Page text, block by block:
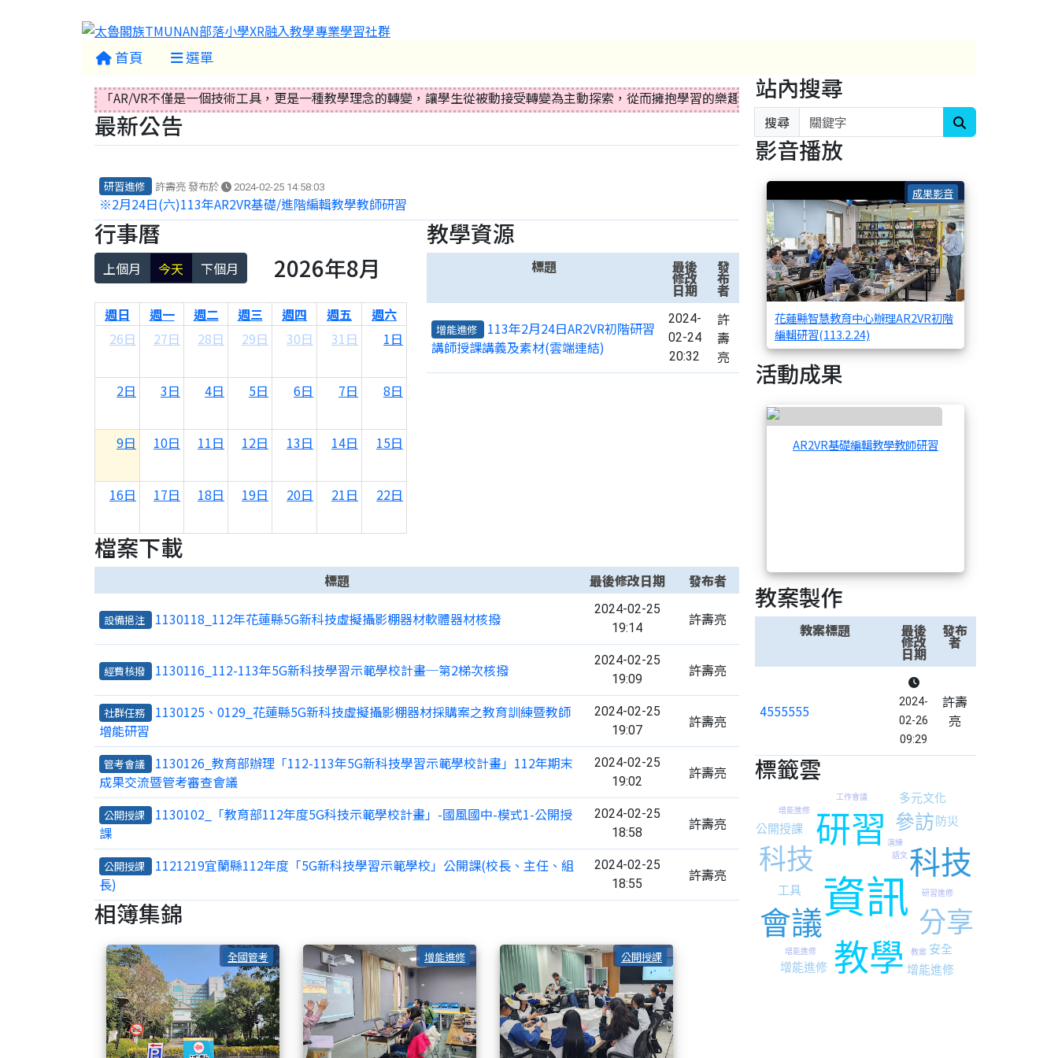
首頁 選單
「AR/VR不僅是一個技術工具，更是一種教學理念的轉變，讓學生從被動接受轉變為主動探索，從而擁抱學習的樂趣與挑戰。」
最新公告
研習進修 許壽亮 發布於 2024-02-25 14:58:03
※2月24日(六)113年AR2VR基礎/進階編輯教學教師研習
行事曆
上個月 今天 下個月 2026年8月
週日 週一 週二 週三 週四 週五
週六
26日
27日 28日 29日 30日 31日 1日
2日 3日 4日 5日 6日 7日 8日
9日 10日 11日 12日 13日 14日 15日
16日 17日 18日 19日 20日 21日 22日
23日 24日
30日 31日 1日 2日 3日 4日 5日
教學資源
標題 最後
修改
日期
發
布
者
增能進修
113年2月24日AR2VR初階研習
講師授課講義及素材(雲端連結)
2024-
02-24
20:32
許
壽
亮
檔案下載
標題 最後修改日期 發布者
設備挹注 1130118_112年花蓮縣5G新科技虛擬攝影棚器材軟體器材核撥
2024-02-25
19:14
許壽亮
經費核撥 1130116_112-113年5G新科技學習示範學校計畫─第2梯次核撥
2024-02-25
19:09
許壽亮
社群任務
1130125、0129_花蓮縣5G新科技虛擬攝影棚器材採購案之教育訓練暨教師
增能研習
2024-02-25
19:07
許壽亮
管考會議
1130126_教育部辦理「112-113年5G新科技學習示範學校計畫」112年期末
成果交流暨管考審查會議
2024-02-25
19:02
許壽亮
公開授課
1130102_「教育部112年度5G科技示範學校計畫」-國風國中-模式1-公開授
課
2024-02-25
18:58
許壽亮
公開授課
1121219宜蘭縣112年度「5G新科技學習示範學校」公開課(校長、主任、組
長)
2024-02-25
18:55
許壽亮
相簿集錦
全國管考 1130126_112年期末成果交流暨管考審查會議
增能進修 1130126_5G新科技虛擬攝影棚器材採購案之教育訓練暨教師增能研習
公開授課 1130102國風國中模式一公開授課
站內搜尋
搜尋
影音播放
成果影音 花蓮縣智慧教育
花蓮縣智慧教育中心辦理AR2VR初階
編輯研習(113.2.24)
活動成果
AR2VR基礎編輯教
AR2VR基礎編輯教學教師研習
教案製作
教案標題 最後
修改
日期
發布
者
4555555
2024-
02-26
09:29
許壽
亮
標籤雲
資訊
研習
教學
科技
會議
科技
分享
參訪
多元文化
公開授課
工具
增能進修
增能進修
安全
防災
研習進修
教案
增能進修
增能進修
語文
工作會議
演練